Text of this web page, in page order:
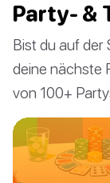
Party- &
Bist du auf der
deine nächste
von 100+